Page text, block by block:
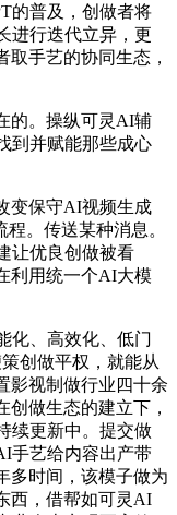
的普及，创做者将
进行迭代立异，更
手艺的协同生态，
。操纵可灵AI辅
到并赋能那些成心
保守AI视频生成
。传送某种消息。
让优良创做被看
利用统一个AI大模
、高效化、低门
创做平权，就能从
影视制做行业四十余
做生态的建立下，
续更新中。提交做
手艺给内容出产带
多时间，该模子做为
西，借帮如可灵AI